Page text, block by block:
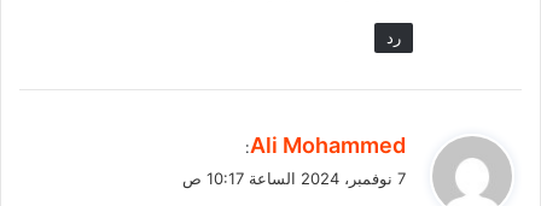
رد
يAli Mohammed
:
7 نوفمبر، 2024 الساعة 10:17 ص